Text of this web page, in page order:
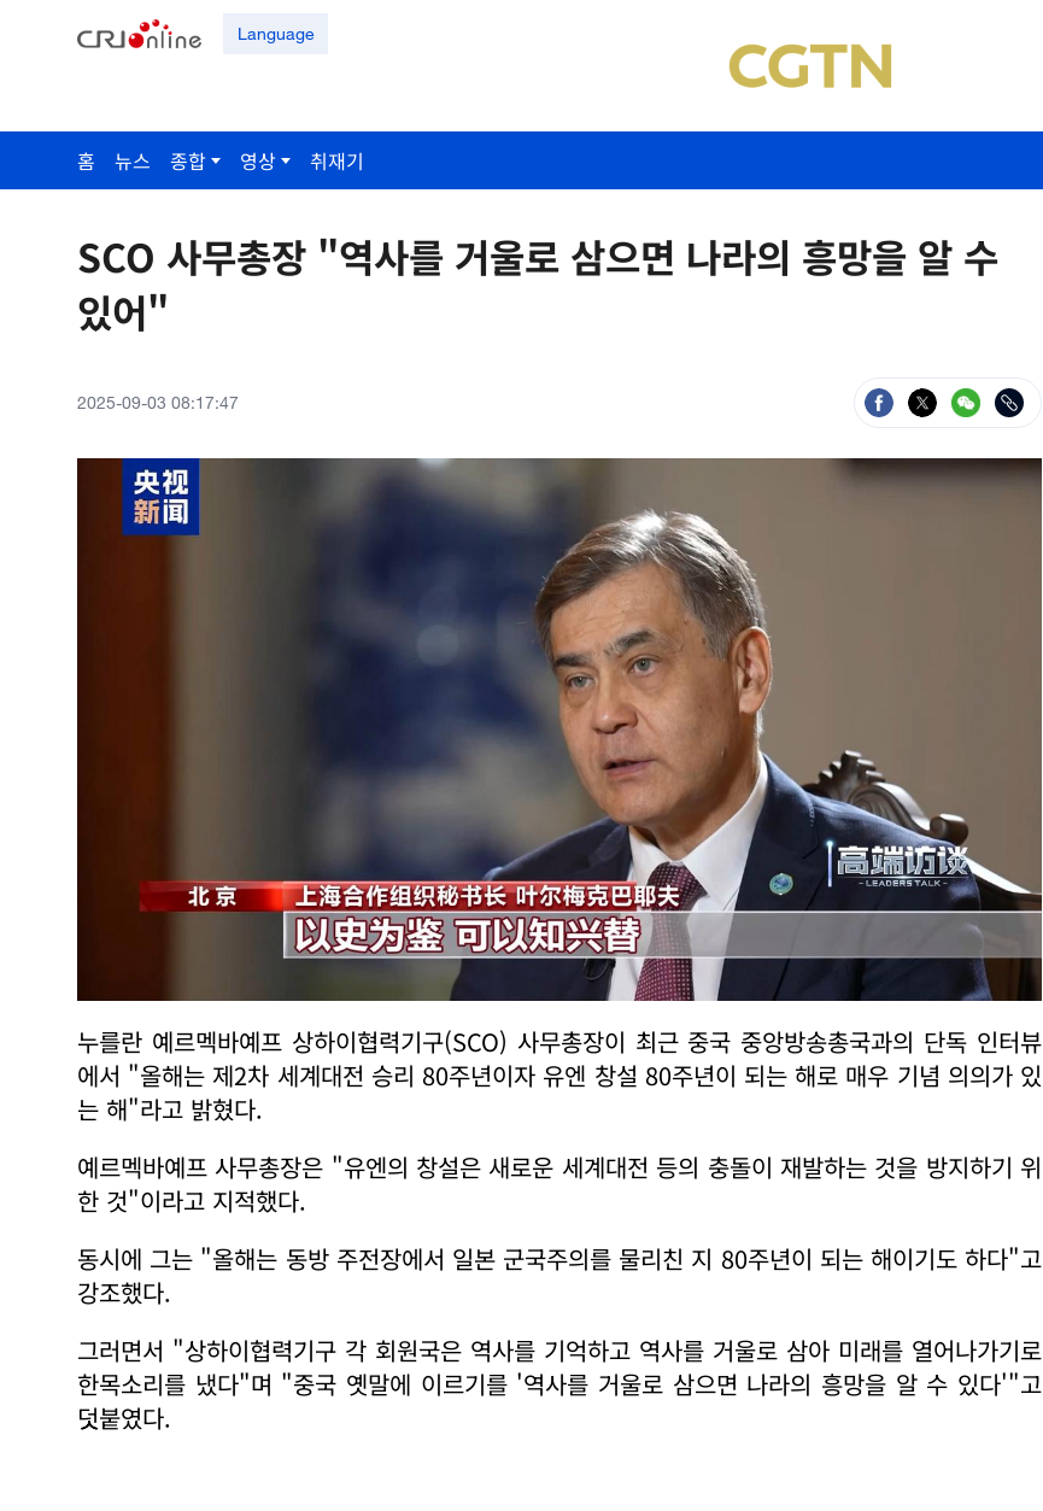
Language
홈 뉴스 종합 영상 취재기
SCO 사무총장 "역사를 거울로 삼으면 나라의 흥망을 알 수
있어"
2025-09-03 08:17:47
누를란 예르멕바예프 상하이협력기구(SCO) 사무총장이 최근 중국 중앙방송총국과의 단독 인터뷰
에서 "올해는 제2차 세계대전 승리 80주년이자 유엔 창설 80주년이 되는 해로 매우 기념 의의가 있
는 해"라고 밝혔다.
예르멕바예프 사무총장은 "유엔의 창설은 새로운 세계대전 등의 충돌이 재발하는 것을 방지하기 위
한 것"이라고 지적했다.
동시에 그는 "올해는 동방 주전장에서 일본 군국주의를 물리친 지 80주년이 되는 해이기도 하다"고
강조했다.
그러면서 "상하이협력기구 각 회원국은 역사를 기억하고 역사를 거울로 삼아 미래를 열어나가기로
한목소리를 냈다"며 "중국 옛말에 이르기를 '역사를 거울로 삼으면 나라의 흥망을 알 수 있다'"고
덧붙였다.